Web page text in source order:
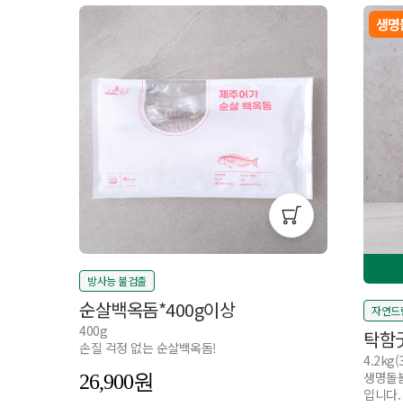
방사능 불검출
순살백옥돔*400g이상
400g
손질 걱정 없는 순살백옥돔!
26,900
생명
자연드
탁함
생명돌
입니다.